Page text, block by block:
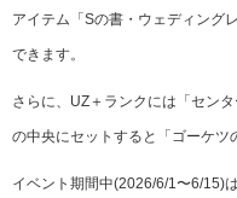
アイテム「Sの書・ウェディング
できます。
さらに、UZ＋ランクには「セン
の中央にセットすると「ゴーケツ
イベント期間中(2026/6/1〜6/15)